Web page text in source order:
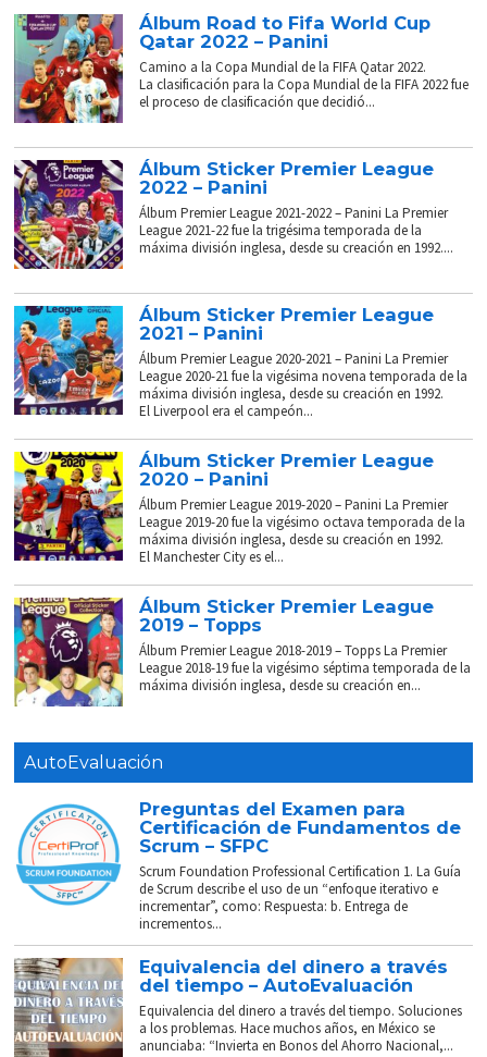
Álbum Road to Fifa World Cup
Qatar 2022 – Panini
Camino a la Copa Mundial de la FIFA Qatar 2022.
La clasificación para la Copa Mundial de la FIFA 2022 fue
el proceso de clasificación que decidió...
Álbum Sticker Premier League
2022 – Panini
Álbum Premier League 2021-2022 – Panini La Premier
League 2021-22 fue la trigésima temporada de la
máxima división inglesa, desde su creación en 1992....
Álbum Sticker Premier League
2021 – Panini
Álbum Premier League 2020-2021 – Panini La Premier
League 2020-21 fue la vigésima novena temporada de la
máxima división inglesa, desde su creación en 1992.
El Liverpool era el campeón...
Álbum Sticker Premier League
2020 – Panini
Álbum Premier League 2019-2020 – Panini La Premier
League 2019-20 fue la vigésimo octava temporada de la
máxima división inglesa, desde su creación en 1992.
El Manchester City es el...
Álbum Sticker Premier League
2019 – Topps
Álbum Premier League 2018-2019 – Topps La Premier
League 2018-19 fue la vigésimo séptima temporada de la
máxima división inglesa, desde su creación en...
AutoEvaluación
Preguntas del Examen para
Certificación de Fundamentos de
Scrum – SFPC
Scrum Foundation Professional Certification 1. La Guía
de Scrum describe el uso de un “enfoque iterativo e
incrementar”, como: Respuesta: b. Entrega de
incrementos...
Equivalencia del dinero a través
del tiempo – AutoEvaluación
Equivalencia del dinero a través del tiempo. Soluciones
a los problemas. Hace muchos años, en México se
anunciaba: “Invierta en Bonos del Ahorro Nacional,...